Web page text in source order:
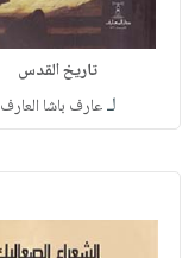
تاريخ القدس
لـعارف باشا العارف